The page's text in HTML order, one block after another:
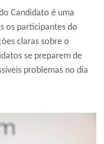
Candidato é uma
os participantes do
claras sobre o
se preparem de
problemas no dia